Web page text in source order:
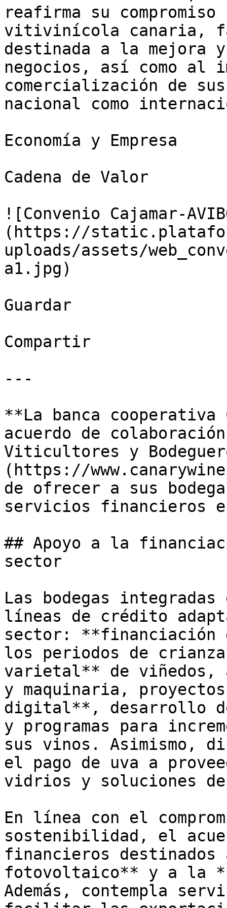
reafirma su
vitivinícola canaria,
destinada a la mejora
negocios, así como al
comercialización de
nacional como
Economía y Empresa
Cadena de Valor
![Convenio Cajamar-
(https://
uploads/assets/
a1.jpg)
Guardar
Compartir
---
**La banca cooperativa
acuerdo de
Viticultores y
(https://
de ofrecer a sus
servicios financieros
## Apoyo a la
sector
Las bodegas integradas
líneas de crédito
sector: **financiación
los periodos de
varietal** de viñedos,
y maquinaria,
digital**, desarrollo
y programas para
sus vinos. Asimismo,
el pago de uva a
vidrios y soluciones
En línea con el
sostenibilidad, el
financieros destinados
fotovoltaico** y a la
Además, contempla